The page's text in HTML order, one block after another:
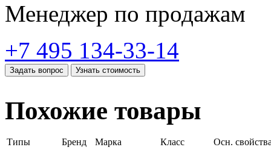
Менеджер по продажам
+7 495 134-33-14
Задать вопрос Узнать стоимость
Похожие товары
Типы Бренд Марка Класс Осн.